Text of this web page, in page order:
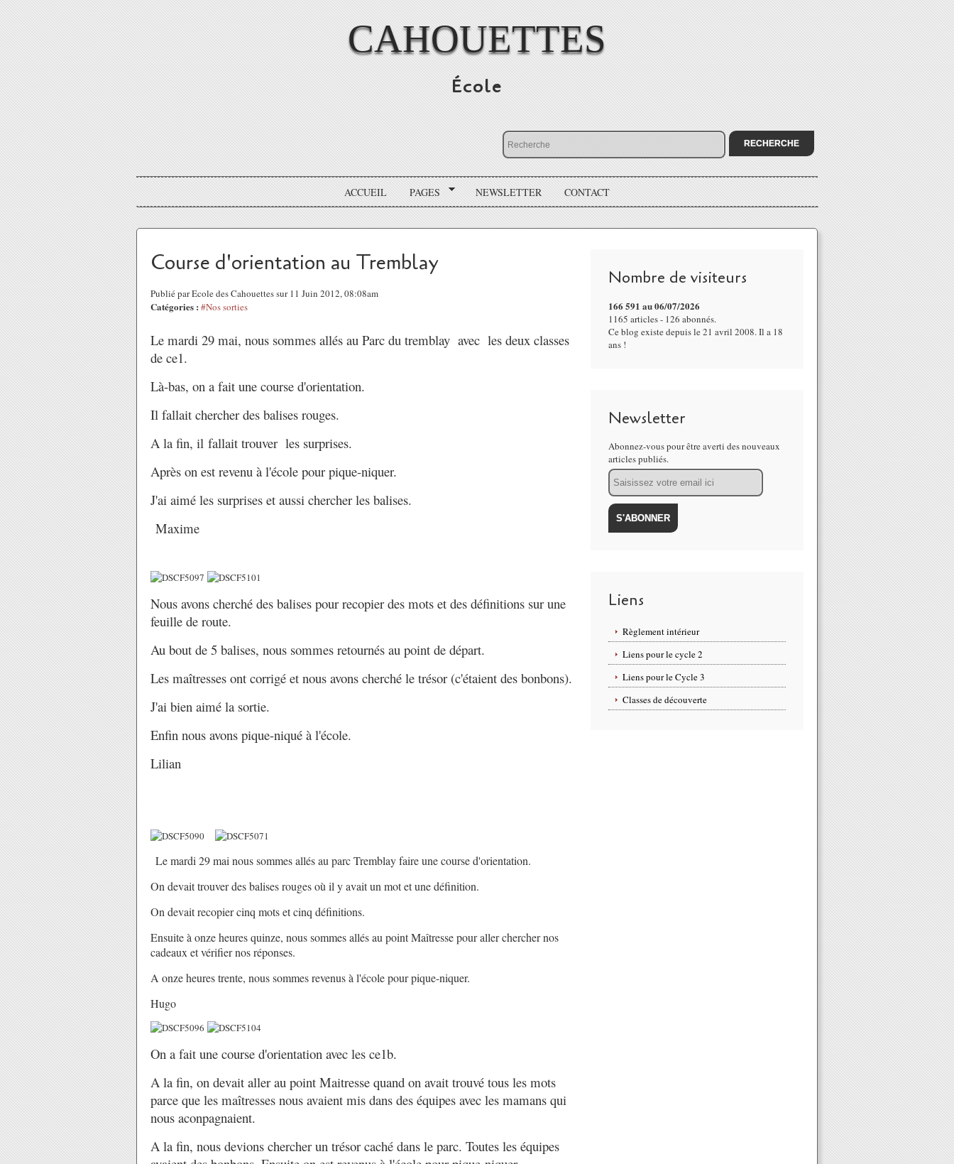
CAHOUETTES
École
ACCUEIL PAGES NEWSLETTER CONTACT
Course d'orientation au Tremblay
Publié par Ecole des Cahouettes sur 11 Juin 2012, 08:08am
Catégories : #Nos sorties
Le mardi 29 mai, nous sommes allés au Parc du tremblay avec les deux classes
de ce1.
Là-bas, on a fait une course d'orientation.
Il fallait chercher des balises rouges.
A la fin, il fallait trouver les surprises.
Après on est revenu à l'école pour pique-niquer.
J'ai aimé les surprises et aussi chercher les balises.
Maxime
Nous avons cherché des balises pour recopier des mots et des définitions sur une
feuille de route.
Au bout de 5 balises, nous sommes retournés au point de départ.
Les maîtresses ont corrigé et nous avons cherché le trésor (c'étaient des bonbons).
J'ai bien aimé la sortie.
Enfin nous avons pique-niqué à l'école.
Lilian
Le mardi 29 mai nous sommes allés au parc Tremblay faire une course d'orientation.
On devait trouver des balises rouges où il y avait un mot et une définition.
On devait recopier cinq mots et cinq définitions.
Ensuite à onze heures quinze, nous sommes allés au point Maîtresse pour aller chercher nos
cadeaux et vérifier nos réponses.
A onze heures trente, nous sommes revenus à l'école pour pique-niquer.
Hugo
On a fait une course d'orientation avec les ce1b.
A la fin, on devait aller au point Maitresse quand on avait trouvé tous les mots
parce que les maîtresses nous avaient mis dans des équipes avec les mamans qui
nous aconpagnaient.
A la fin, nous devions chercher un trésor caché dans le parc. Toutes les équipes
Nombre de visiteurs
166 591 au 06/07/2026
1165 articles - 126 abonnés.
Ce blog existe depuis le 21 avril 2008. Il a 18
ans !
Newsletter
Abonnez-vous pour être averti des nouveaux
articles publiés.
Email
Liens
Règlement intérieur
Liens pour le cycle 2
Liens pour le Cycle 3
Classes de découverte